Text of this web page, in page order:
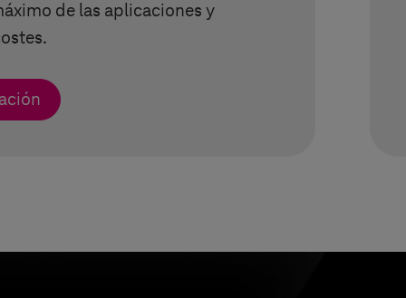
de las aplicaciones y